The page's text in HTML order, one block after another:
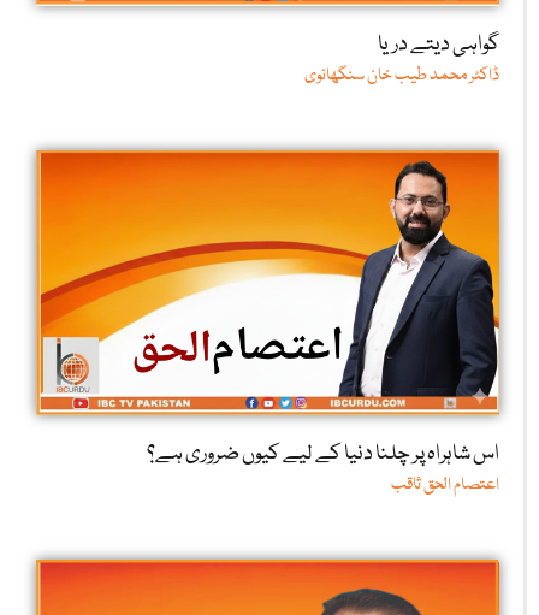
گواہی دیتے دریا
ڈاکٹر محمد طیب خان سنگھانوی
اس شاہراہ پر چلنا دنیا کے لیے کیوں ضروری ہے؟
اعتصام الحق ثاقب